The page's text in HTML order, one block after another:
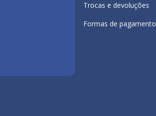
Trocas e devoluções
Formas de pagamento